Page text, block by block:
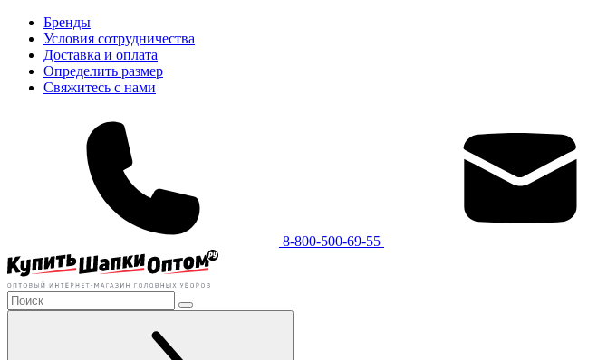
Бренды
Условия сотрудничества
Доставка и оплата
Определить размер
Свяжитесь с нами
8-800-500-69-55